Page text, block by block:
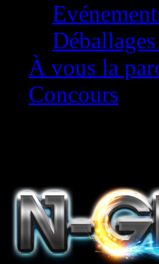
À vous la
Concours